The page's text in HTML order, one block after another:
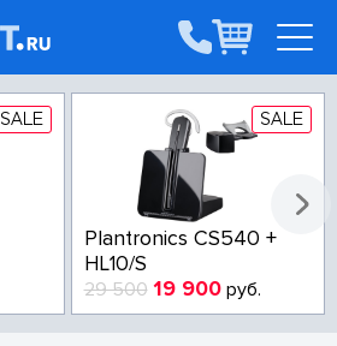
SALE SALE
Plantronics CS540 +
HL10/S
29 500 19 900руб.